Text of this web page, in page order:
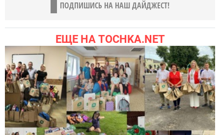
ПОДПИШИСЬ НА НАШ ДАЙДЖЕСТ!
ЕЩЕ НА TOCHKA.NET